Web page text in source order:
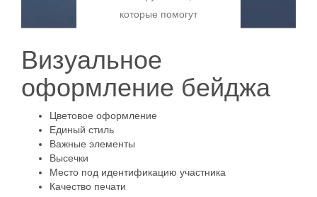
ресурсы и
повышают имидж
события. Для
успешного
понимать их…
это, семинар,
форум или мастер-
играет ключевую
роль в обеспечении
удобства для
участников. Она
ориентироваться в
которые помогут
посетителей и
упростить
билеты должны
непрерывно – и
специальных
устройств, в
смартфонов.
Благодаря своей
квадратной форме
и техническим
коды легко
считываются даже
только помогает
организационных
моментов, но и
инструментом для
улучшения
взаимодействия с
Визуальное
оформление бейджа
Цветовое оформление
Единый стиль
Важные элементы
Высечки
Место под идентификацию участника
Качество печати